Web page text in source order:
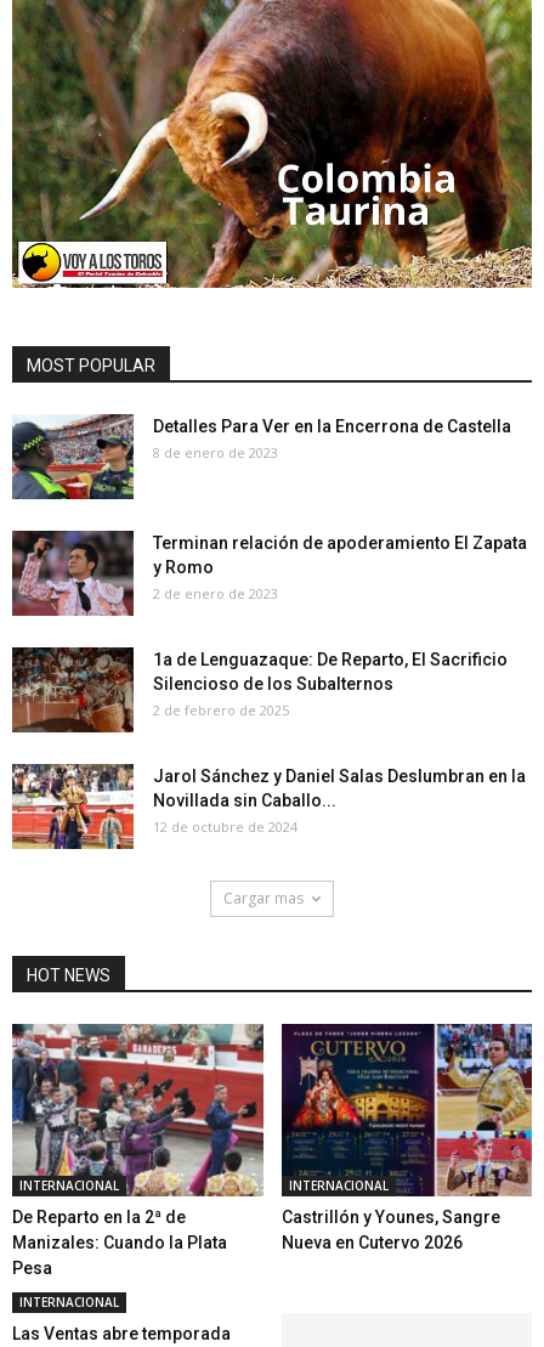
MOST POPULAR
Detalles Para Ver en la Encerrona de Castella
8 de enero de 2023
Terminan relación de apoderamiento El Zapata
y Romo
2 de enero de 2023
1a de Lenguazaque: De Reparto, El Sacrificio
Silencioso de los Subalternos
2 de febrero de 2025
Jarol Sánchez y Daniel Salas Deslumbran en la
Novillada sin Caballo...
12 de octubre de 2024
Cargar mas
HOT NEWS
INTERNACIONAL
De Reparto en la 2ª de
Manizales: Cuando la Plata
Pesa
INTERNACIONAL
Castrillón y Younes, Sangre
Nueva en Cutervo 2026
INTERNACIONAL
Las Ventas abre temporada